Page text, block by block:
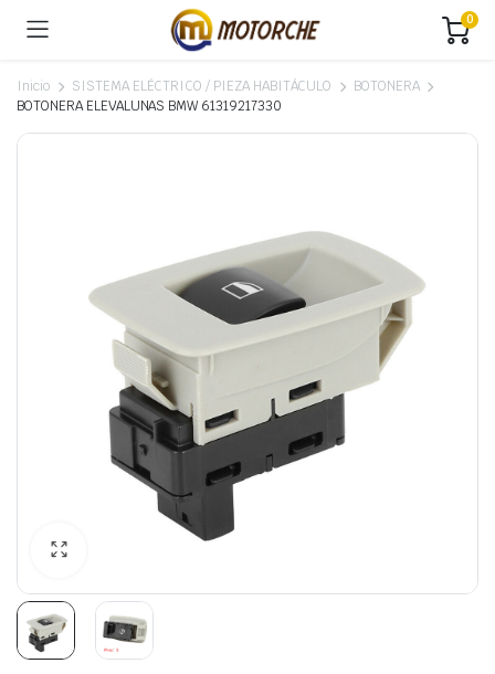
0
Inicio SISTEMA ELÉCTRICO / PIEZA HABITÁCULO
BOTONERA
BOTONERA ELEVALUNAS BMW 61319217330